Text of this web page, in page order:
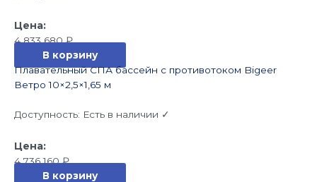
4 833 680₽
В корзину
Плавательный СПА бассейн с противотоком Bigeer
Ветро 10×2,5×1,65 м
Доступность: Есть в наличии ✓
4 736 160₽
В корзину